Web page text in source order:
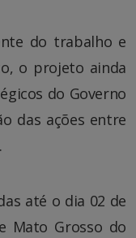
do trabalho e
o projeto ainda
do Governo
das ações entre
até o dia 02 de
Mato Grosso do